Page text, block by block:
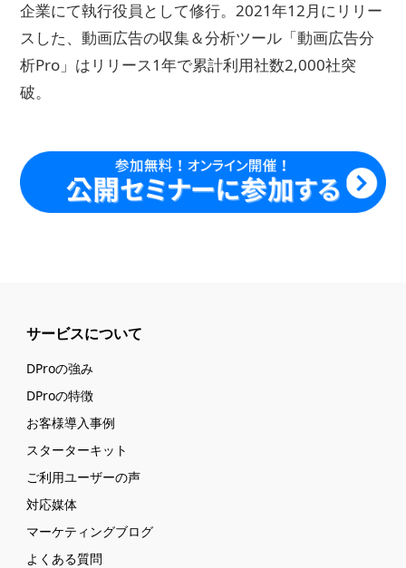
企業にて執行役員として修行。2021年12月にリリー
スした、動画広告の収集＆分析ツール「動画広告分
析Pro」はリリース1年で累計利用社数2,000社突
破。
サービスについて
DProの強み
DProの特徴
お客様導入事例
スターターキット
ご利用ユーザーの声
対応媒体
マーケティングブログ
よくある質問